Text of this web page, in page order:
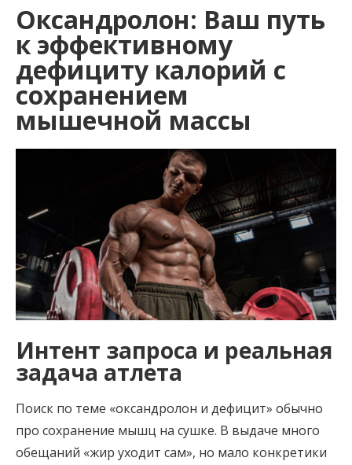
Оксандролон: Ваш путь
к эффективному
дефициту калорий с
сохранением
мышечной массы
Интент запроса и реальная
задача атлета
Поиск по теме «оксандролон и дефицит» обычно
про сохранение мышц на сушке. В выдаче много
обещаний «жир уходит сам», но мало конкретики